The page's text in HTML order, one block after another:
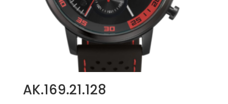
AK.169.21.128